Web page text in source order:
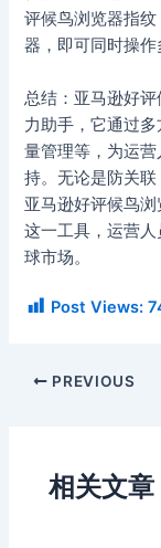
评候鸟浏览器指
器，即可同时操作
总结：亚马逊好
力助手，它通过
量管理等，为运
持。无论是防关
亚马逊好评候鸟
这一工具，运营
球市场。
Post Views:
PREVIOUS
相关文章